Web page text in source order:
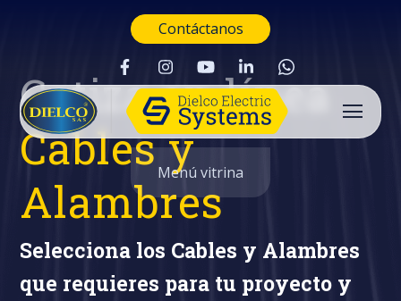
Contáctanos
Menú vitrina
Cotiza en línea
Cables y
Alambres
Selecciona los Cables y Alambres
que requieres para tu proyecto y